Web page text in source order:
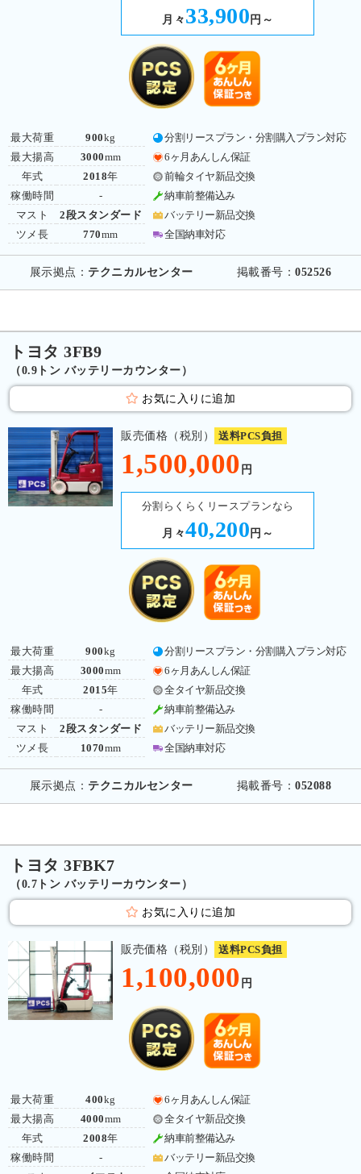
月々 33,900 円～
最大荷重
最大揚高
年式
稼働時間
マスト
ツメ長
900kg
3000mm
2018年
-
2段スタンダード
770mm
分割リースプラン・分割購入プラン対応
6ヶ月あんしん保証
前輪タイヤ新品交換
納車前整備込み
バッテリー新品交換
全国納車対応
展示拠点： テクニカルセンター 掲載番号：052526
トヨタ 3FB9
（0.9トン バッテリーカウンター）
お気に入りに追加
販売価格（税別） 送料PCS負担
1,500,000 円
分割らくらくリースプランなら
月々40,200 円～
最大荷重
最大揚高
年式
稼働時間
マスト
ツメ長
900kg
3000mm
2015年
-
2段スタンダード
1070mm
分割リースプラン・分割購入プラン対応
6ヶ月あんしん保証
全タイヤ新品交換
納車前整備込み
バッテリー新品交換
全国納車対応
展示拠点： テクニカルセンター 掲載番号：052088
トヨタ 3FBK7
（0.7トン バッテリーカウンター）
お気に入りに追加
販売価格（税別） 送料PCS負担
1,100,000 円
最大荷重
最大揚高
年式
稼働時間
400kg
4000mm
2008年
-
6ヶ月あんしん保証
全タイヤ新品交換
納車前整備込み
バッテリー新品交換